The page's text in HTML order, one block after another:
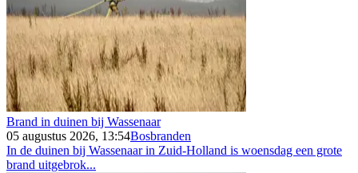
Brand in duinen bij Wassenaar
05 augustus 2026, 13:54Bosbranden
In de duinen bij Wassenaar in Zuid-Holland is woensdag een grote
brand uitgebrok...